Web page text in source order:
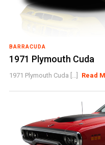
BARRACUDA
1971 Plymouth Cuda
1971 Plymouth Cuda [...] Read